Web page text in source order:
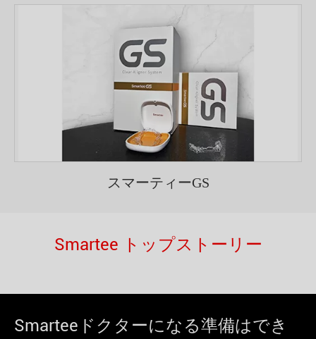
スマーティーGS
Smartee トップストーリー
Smarteeドクターになる準備はでき